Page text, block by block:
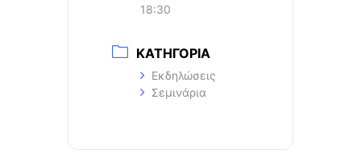
18:30
ΚΑΤΗΓΟΡΙΑ
Εκδηλώσεις
Σεμινάρια